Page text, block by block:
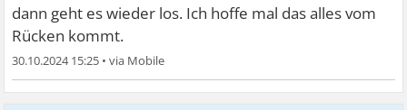
dann geht es wieder los. Ich hoffe mal das alles vom
Rücken kommt.
30.10.2024 15:25 •